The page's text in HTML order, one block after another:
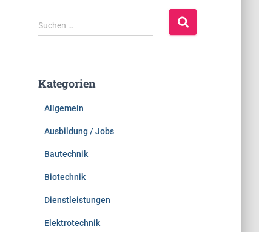
S
u
n
Suchen …
Kategorien
Allgemein
Ausbildung / Jobs
Bautechnik
Biotechnik
Dienstleistungen
Elektrotechnik